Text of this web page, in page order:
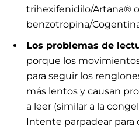
trihexifenidilo/Artana® o
benzotropina/
Los problemas de
porque los
para seguir los
más lentos y causan
a leer (similar a la
Intente parpadear para